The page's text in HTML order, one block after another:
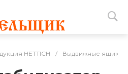
HETTICH / Выдвижные ящики